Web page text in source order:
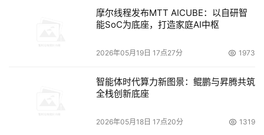
1.工作负载可以共享资源
虚拟化环境的灵活性意味着，一个工作负载不需要的资
源可以由另一个工作负载利用。回过头再参考一下前面章节
的那张图，可以看出工作负载需要6颗CPU的时间很短，多
可以放入一个共享池，供其它正好是峰值的工作负载使用。
摩尔线程发布MTT AICUBE：以自研智
能SoC为底座，打造家庭AI中枢
2026年05月19日 17点27分 1973
智能体时代算力新图景：鲲鹏与昇腾共筑
全栈创新底座
2026年05月18日 17点20分 1319